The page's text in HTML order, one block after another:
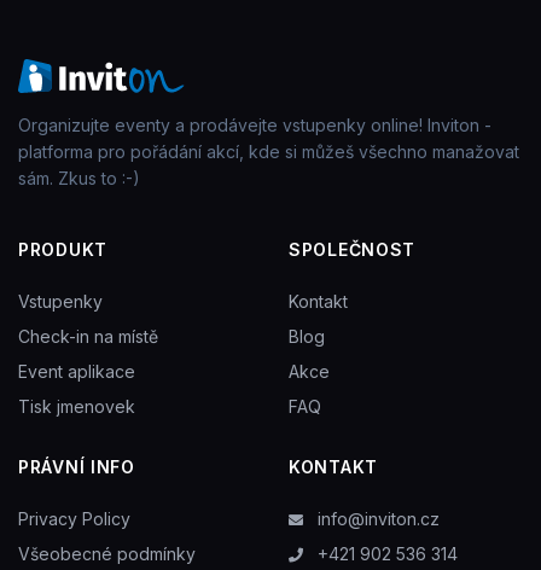
Organizujte eventy a prodávejte vstupenky online! Inviton -
platforma pro pořádání akcí, kde si můžeš všechno manažovat
sám. Zkus to :-)
PRODUKT
Vstupenky
Check-in na místě
Event aplikace
Tisk jmenovek
SPOLEČNOST
Kontakt
Blog
Akce
FAQ
PRÁVNÍ INFO
Privacy Policy
Všeobecné podmínky
KONTAKT
info@inviton.cz
+421 902 536 314